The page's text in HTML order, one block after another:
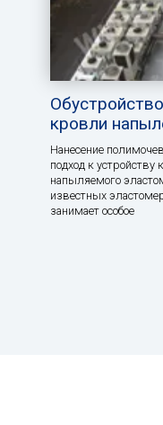
кровли
Нанесение
подход к
напыляемого
известных
занимает особое